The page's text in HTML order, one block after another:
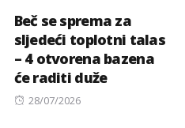
Beč se sprema za
sljedeći toplotni talas
– 4 otvorena bazena
će raditi duže
Posted
28/07/2026